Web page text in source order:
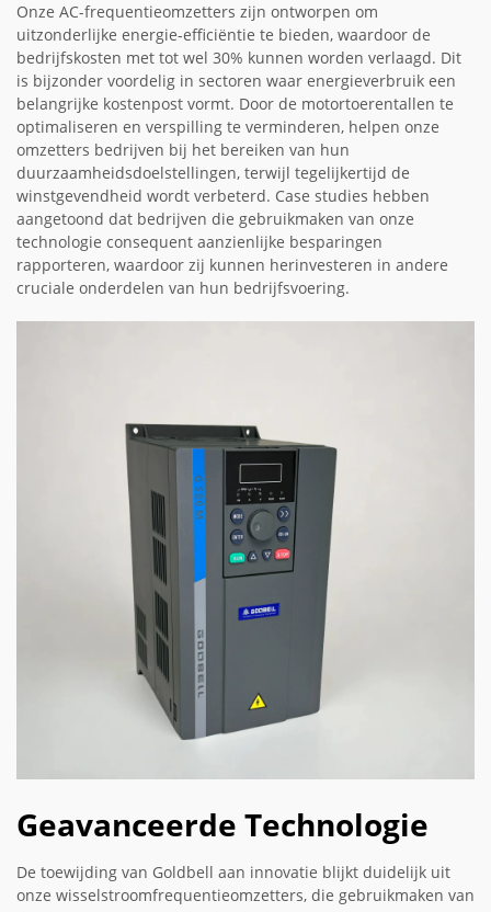
Onze AC-frequentieomzetters zijn ontworpen om
uitzonderlijke energie-efficiëntie te bieden, waardoor de
bedrijfskosten met tot wel 30% kunnen worden verlaagd. Dit
is bijzonder voordelig in sectoren waar energieverbruik een
belangrijke kostenpost vormt. Door de motortoerentallen te
optimaliseren en verspilling te verminderen, helpen onze
omzetters bedrijven bij het bereiken van hun
duurzaamheidsdoelstellingen, terwijl tegelijkertijd de
winstgevendheid wordt verbeterd. Case studies hebben
aangetoond dat bedrijven die gebruikmaken van onze
technologie consequent aanzienlijke besparingen
rapporteren, waardoor zij kunnen herinvesteren in andere
cruciale onderdelen van hun bedrijfsvoering.
Geavanceerde Technologie
De toewijding van Goldbell aan innovatie blijkt duidelijk uit
onze wisselstroomfrequentieomzetters, die gebruikmaken van